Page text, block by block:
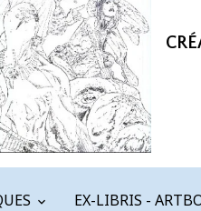
EX-LIBRIS -